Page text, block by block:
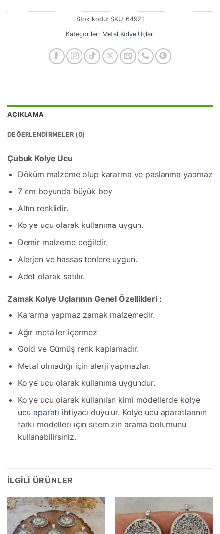
Stok kodu: SKU-64921
Kategoriler: Metal Kolye Uçları
AÇIKLAMA
DEĞERLENDIRMELER (0)
Çubuk Kolye Ucu
Döküm malzeme olup kararma ve paslanma yapmaz
7 cm boyunda büyük boy
Altın renklidir.
Kolye ucu olarak kullanıma uygun.
Demir malzeme değildir.
Alerjen ve hassas tenlere uygun.
Adet olarak satılır.
Zamak Kolye Uçlarının Genel Özellikleri :
Kararma yapmaz zamak malzemedir.
Ağır metaller içermez
Gold ve Gümüş renk kaplamadır.
Metal olmadığı için alerji yapmazlar.
Kolye ucu olarak kullanıma uygundur.
Kolye ucu olarak kullanılan kimi modellerde kolye
ucu aparatı ihtiyacı duyulur. Kolye ucu aparatlarının
farkı modelleri için sitemizin arama bölümünü
kullanabilirsiniz.
İLGILI ÜRÜNLER